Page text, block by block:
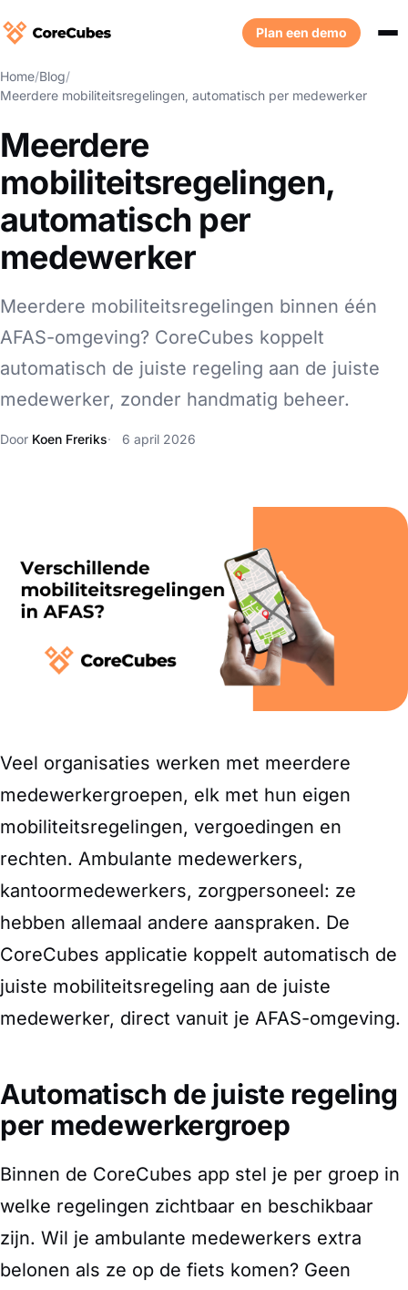
Plan een demo
Home/Blog/
Meerdere mobiliteitsregelingen, automatisch per medewerker
Meerdere
mobiliteitsregelingen,
automatisch per
medewerker
Meerdere mobiliteitsregelingen binnen één
AFAS-omgeving? CoreCubes koppelt
automatisch de juiste regeling aan de juiste
medewerker, zonder handmatig beheer.
Door Koen Freriks 6 april 2026
Veel organisaties werken met meerdere
medewerkergroepen, elk met hun eigen
mobiliteitsregelingen, vergoedingen en
rechten. Ambulante medewerkers,
kantoormedewerkers, zorgpersoneel: ze
hebben allemaal andere aanspraken. De
CoreCubes applicatie koppelt automatisch de
juiste mobiliteitsregeling aan de juiste
medewerker, direct vanuit je AFAS-omgeving.
Automatisch de juiste regeling
per medewerkergroep
Binnen de CoreCubes app stel je per groep in
welke regelingen zichtbaar en beschikbaar
zijn. Wil je ambulante medewerkers extra
belonen als ze op de fiets komen? Geen